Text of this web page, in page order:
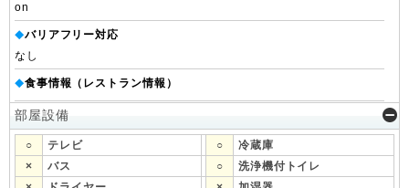
on
◆バリアフリー対応
なし
◆食事情報（レストラン情報）
部屋設備
○ テレビ ○
冷蔵庫
×
バス ○
洗浄機付トイレ